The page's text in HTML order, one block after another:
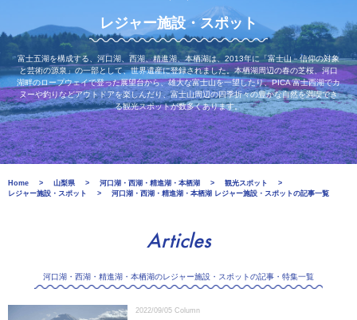
レジャー施設・スポット
富士五湖を構成する、河口湖、西湖、精進湖、本栖湖は、2013年に「富士山－信仰の対象
と芸術の源泉」の一部として、世界遺産に登録されました。本栖湖周辺の春の芝桜、河口
湖畔のロープウェイで登った展望台から、雄大な富士山を一望したり、PICA 富士西湖でカ
ヌーや釣りなどアウトドアを楽しんだり、富士山周辺の四季折々の豊かな自然を満喫でき
る観光スポットが数多くあります。
Home 山梨県 河口湖・西湖・精進湖・本栖湖
観光スポット
レジャー施設・スポット
河口湖・西湖・精進湖・本栖湖 レジャー施設・スポットの記事一覧
Articles
河口湖・西湖・精進湖・本栖湖のレジャー施設・スポットの記事・特集一覧
2022/09/05 Column